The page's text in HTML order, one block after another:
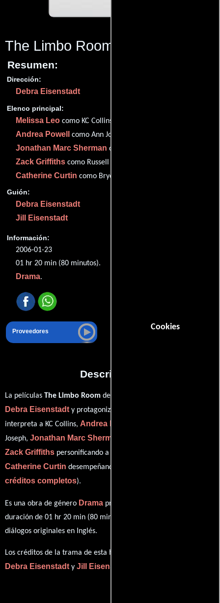
Cookies
The Limbo Room
Resumen:
Dirección:
Debra Eisenstadt
Elenco principal:
Melissa Leo como KC Collins
Andrea Powell como Ann Joseph
Jonathan Marc Sherman como Guy Greenbaum
Zack Griffiths como Russell Zimmerman
Catherine Curtin como Bryce
Guión:
Debra Eisenstadt
Jill Eisenstadt
Información:
2006-01-23
01 hr 20 min (80 minutos).
Drama.
Proveedores
Descripción
La películas The Limbo Room del año 2006, está dirigida por
Debra Eisenstadty protagonizada por
interpreta a KC Collins, Andrea Powell
Joseph, Jonathan Marc Sherman
Zack Griffiths personificando a Russell Zimmerman y
Catherine Curtin desempeñando el papel de Bryce (
créditos completos).
Es una obra de género Drama producida en EE.UU.. Con una
duración de 01 hr 20 min (80 minutos), esta película tiene
diálogos originales en Inglés.
Los créditos de la trama de esta historia están divididos entre
Debra Eisenstadty Jill Eisenstadt